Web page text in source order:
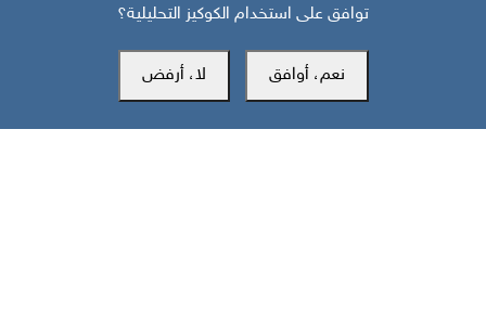
توافق على استخدام الكوكيز التحليلية؟
نعم، أوافق لا، أرفض